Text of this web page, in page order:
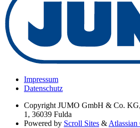
Impressum
Datenschutz
Copyright JUMO GmbH & Co.
1, 36039 Fulda
Powered by Scroll Sites & Atlassian